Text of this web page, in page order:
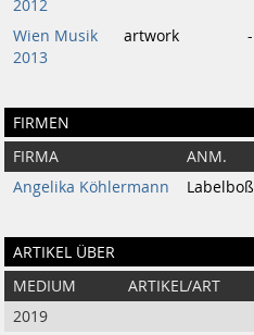
2012
Wien Musik
2013
artwork -
FIRMEN
FIRMA
ANM.
Angelika Köhlermann
Labelboß
ARTIKEL ÜBER
MEDIUM ARTIKEL/ART
2019